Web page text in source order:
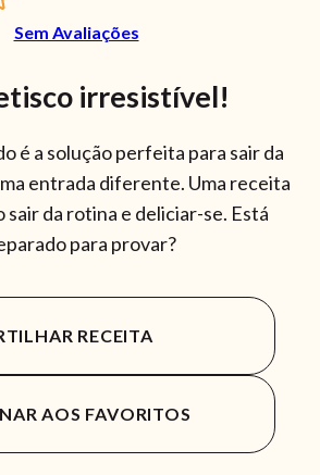
Sem Avaliações
irresistível!
é a solução perfeita para sair da
entrada diferente. Uma receita
sair da rotina e deliciar-se. Está
para provar?
RECEITA
AOS FAVORITOS